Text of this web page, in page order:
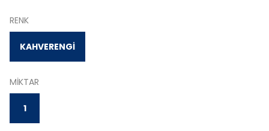
RENK
KAHVERENGİ
MİKTAR
1